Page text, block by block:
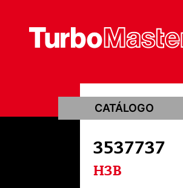
CATÁLOGO
3537737
H3B